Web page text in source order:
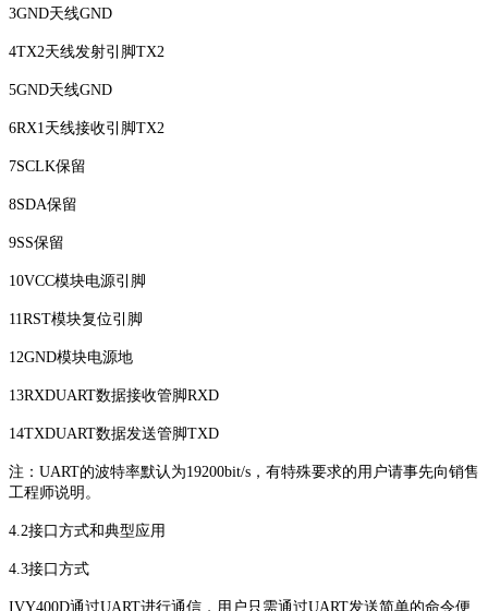
3GND天线GND
4TX2天线发射引脚TX2
5GND天线GND
6RX1天线接收引脚TX2
7SCLK保留
8SDA保留
9SS保留
10VCC模块电源引脚
11RST模块复位引脚
12GND模块电源地
13RXDUART数据接收管脚RXD
14TXDUART数据发送管脚TXD
注：UART的波特率默认为19200bit/s，有特殊要求的用户请事先向销售
工程师说明。
4.2接口方式和典型应用
4.3接口方式
IVY400D通过UART进行通信，用户只需通过UART发送简单的命令便